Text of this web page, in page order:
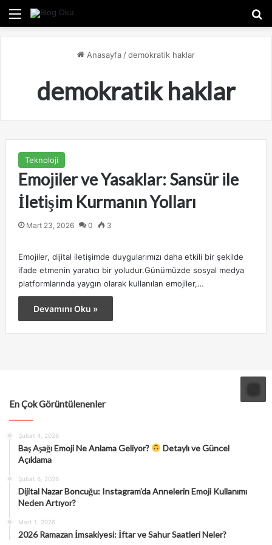
Menü
Anasayfa /demokratik haklar
demokratik haklar
Teknoloji
Emojiler ve Yasaklar: Sansür ile
İletişim Kurmanın Yolları
Mart 23, 2026 0 3
Emojiler, dijital iletişimde duygularımızı daha etkili bir şekilde
ifade etmenin yaratıcı bir yoludur.Günümüzde sosyal medya
platformlarında yaygın olarak kullanılan emojiler,…
Devamını Oku »
En Çok Görüntülenenler
Şubat 4, 2026
Baş Aşağı Emoji Ne Anlama Geliyor?
Detaylı ve Güncel
Açıklama
Şubat 6, 2026
Dijital Nazar Boncuğu: Instagram’da Annelerin Emoji Kullanımı
Neden Artıyor?
Mart 1, 2026
2026 Ramazan İmsakiyesi: İftar ve Sahur Saatleri Neler?